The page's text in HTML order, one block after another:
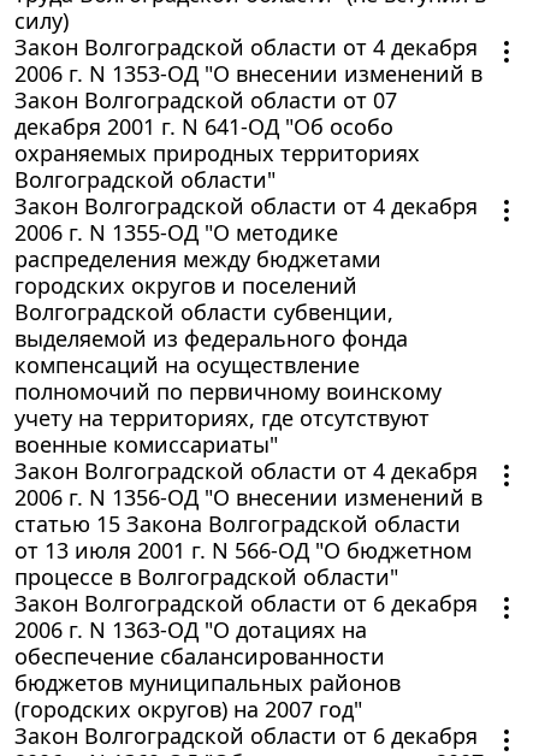
силу)
Закон Волгоградской области от 4 декабря
2006 г. N 1353-ОД "О внесении изменений в
Закон Волгоградской области от 07
декабря 2001 г. N 641-ОД "Об особо
охраняемых природных территориях
Волгоградской области"
Закон Волгоградской области от 4 декабря
2006 г. N 1355-ОД "О методике
распределения между бюджетами
городских округов и поселений
Волгоградской области субвенции,
выделяемой из федерального фонда
компенсаций на осуществление
полномочий по первичному воинскому
учету на территориях, где отсутствуют
военные комиссариаты"
Закон Волгоградской области от 4 декабря
2006 г. N 1356-ОД "О внесении изменений в
статью 15 Закона Волгоградской области
от 13 июля 2001 г. N 566-ОД "О бюджетном
процессе в Волгоградской области"
Закон Волгоградской области от 6 декабря
2006 г. N 1363-ОД "О дотациях на
обеспечение сбалансированности
бюджетов муниципальных районов
(городских округов) на 2007 год"
Закон Волгоградской области от 6 декабря